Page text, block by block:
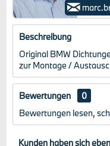
Beschreibung
Original BMW
zur Montage /
Bewertungen
0
Bewertungen lesen,
Kunden haben sich